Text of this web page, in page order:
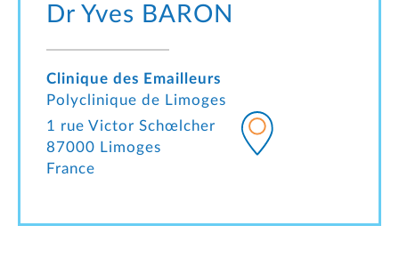
Dr Yves BARON
Clinique des Emailleurs
Polyclinique de Limoges
1 rue Victor Schœlcher
87000 Limoges
France